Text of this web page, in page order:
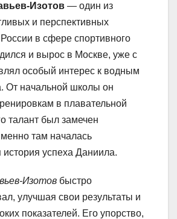
Изотов — один из
и перспективных
в сфере спортивного
и вырос в Москве, уже с
особый интерес к водным
От начальной школы он
в плавательной
талант был замечен
там началась
история успеха Даниила.
Изотов быстро
улучшая свои результаты и
показателей. Его упорство,